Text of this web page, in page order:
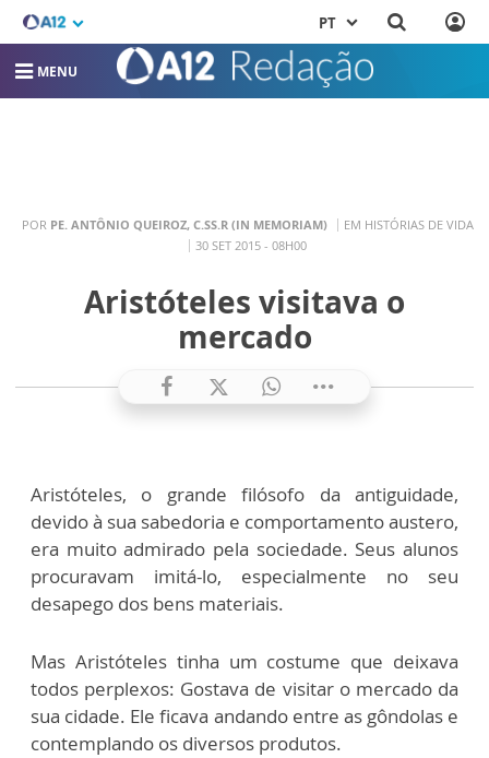
PT
MENU
POR PE. ANTÔNIO QUEIROZ, C.SS.R (IN MEMORIAM)
EM HISTÓRIAS DE VIDA
30 SET 2015 - 08H00
Aristóteles visitava o
mercado
Aristóteles, o grande filósofo da antiguidade,
devido à sua sabedoria e comportamento austero,
era muito admirado pela sociedade. Seus alunos
procuravam imitá-lo, especialmente no seu
desapego dos bens materiais.
Mas Aristóteles tinha um costume que deixava
todos perplexos: Gostava de visitar o mercado da
sua cidade. Ele ficava andando entre as gôndolas e
contemplando os diversos produtos.